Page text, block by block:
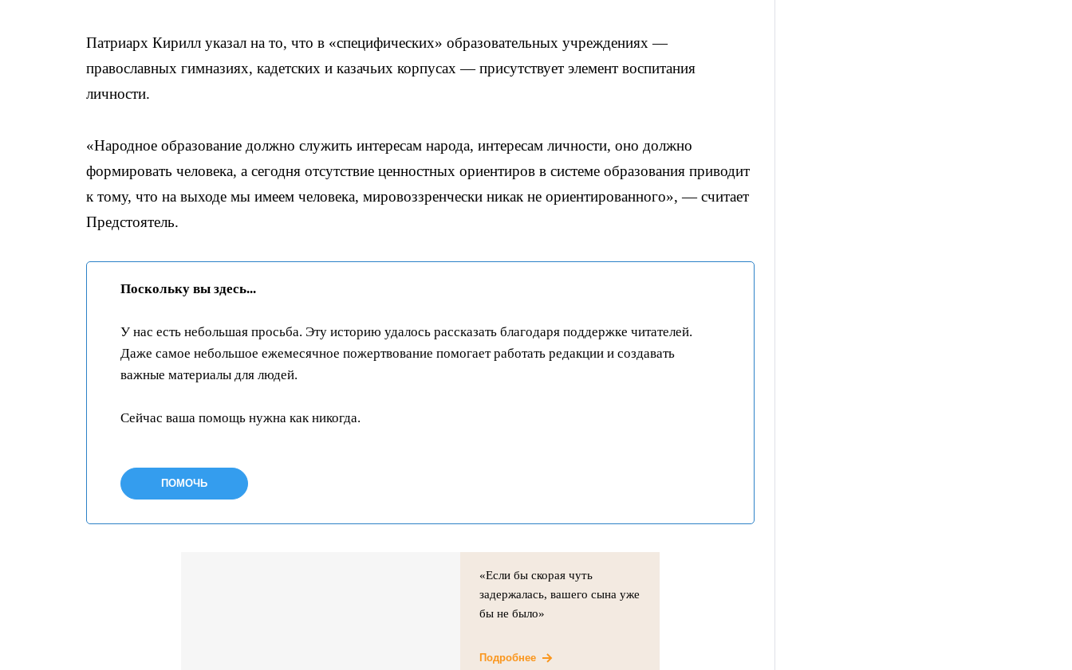
Патриарх Кирилл указал на то, что в «специфических» образовательных учреждениях —
православных гимназиях, кадетских и казачьих корпусах — присутствует элемент воспитания
личности.
«Народное образование должно служить интересам народа, интересам личности, оно должно
формировать человека, а сегодня отсутствие ценностных ориентиров в системе образования приводит
к тому, что на выходе мы имеем человека, мировоззренчески никак не ориентированного», — считает
Предстоятель.
Поскольку вы здесь...
У нас есть небольшая просьба. Эту историю удалось рассказать благодаря поддержке читателей.
Даже самое небольшое ежемесячное пожертвование помогает работать редакции и создавать
важные материалы для людей.
Сейчас ваша помощь нужна как никогда.
ПОМОЧЬ
«Если бы скорая чуть
задержалась, вашего сына уже
бы не было»
Подробнее